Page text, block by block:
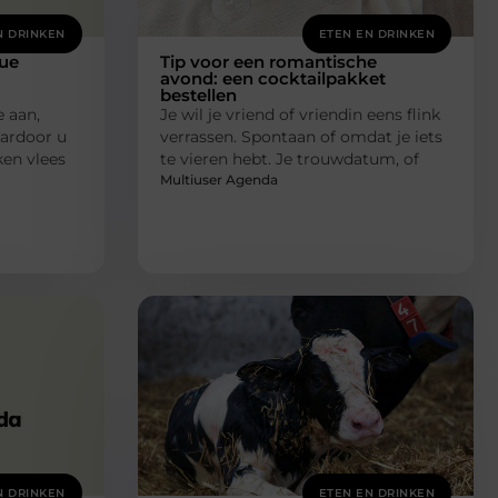
DRINKEN
aan,
u
vlees
ETEN EN DRINKEN
Tip voor een romantische
avond: een cocktailpakket
bestellen
Je wil je vriend of vriendin eens flink
verrassen. Spontaan of omdat je iets
te vieren hebt. Je trouwdatum, of
Multiuser Agenda
DRINKEN ETEN EN DRINKEN